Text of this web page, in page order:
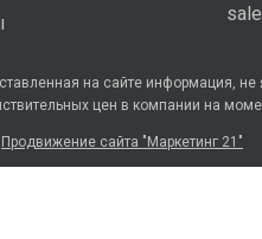
Продвижение сайта "Маркетинг 21"
на сайте информация,
цен в компании на